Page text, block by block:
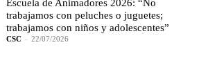
Escuela de Animadores 2026: “No
trabajamos con peluches o juguetes;
trabajamos con niños y adolescentes”
CSC - 22/07/2026